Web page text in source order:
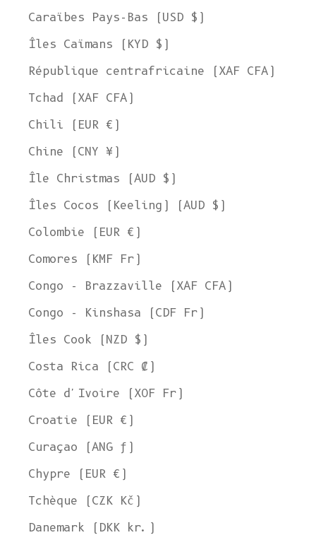
Caraïbes Pays-Bas (USD $)
Îles Caïmans (KYD $)
République centrafricaine (XAF CFA)
Tchad (XAF CFA)
Chili (EUR €)
Chine (CNY ¥)
Île Christmas (AUD $)
Îles Cocos (Keeling) (AUD $)
Colombie (EUR €)
Comores (KMF Fr)
Congo - Brazzaville (XAF CFA)
Congo - Kinshasa (CDF Fr)
Îles Cook (NZD $)
Costa Rica (CRC ₡)
Côte d'Ivoire (XOF Fr)
Croatie (EUR €)
Curaçao (ANG ƒ)
Chypre (EUR €)
Tchèque (CZK Kč)
Danemark (DKK kr.)